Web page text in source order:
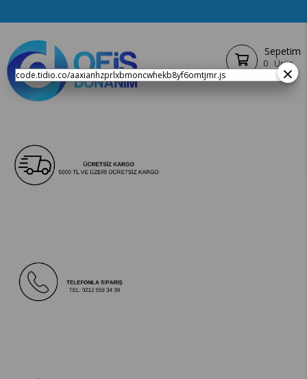
Sepetim
0 Ürün
×
code.tidio.co/aaxianhzprlxbmoncwhekb8yf6omtjmr.js